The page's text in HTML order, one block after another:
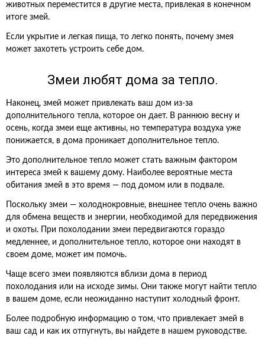
животных переместится в другие места, привлекая в конечном
итоге змей.
Если укрытие и легкая пища, то легко понять, почему змея
может захотеть устроить себе дом.
Змеи любят дома за тепло.
Наконец, змей может привлекать ваш дом из-за
дополнительного тепла, которое он дает. В раннюю весну и
осень, когда змеи еще активны, но температура воздуха уже
понижается, в дома проникает дополнительное тепло.
Это дополнительное тепло может стать важным фактором
интереса змей к вашему дому. Наиболее вероятные места
обитания змей в это время — под домом или в подвале.
Поскольку змеи — холоднокровные, внешнее тепло очень важно
для обмена веществ и энергии, необходимой для передвижения
и охоты. При похолодании змеи передвигаются гораздо
медленнее, и дополнительное тепло, которое они находят в
своем доме, может им помочь.
Чаще всего змеи появляются вблизи дома в период
похолодания или на исходе зимы. Они также могут найти тепло
в вашем доме, если неожиданно наступит холодный фронт.
Более подробную информацию о том, что привлекает змей в
ваш сад и как их отпугнуть, вы найдете в нашем руководстве.